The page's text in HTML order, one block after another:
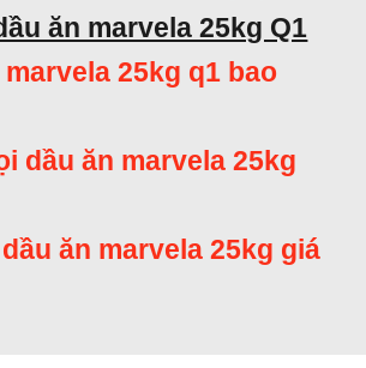
ăn marvela 25kg Q1
25kg q1 bao
dầu ăn marvela 25kg
ăn marvela 25kg giá